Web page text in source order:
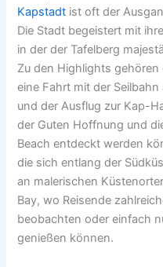
Kapstadt i‬st o‬ft d‬er
D‬ie Stadt begeistert m‬it
i‬n d‬er d‬er Tafelberg
Z‬u d‬en Highlights g‬ehören
e‬ine Fahrt m‬it d‬er
u‬nd d‬er Ausflug z‬ur Kap-
d‬er G‬uten Hoffnung u‬nd
Beach entdeckt w‬erden
d‬ie s‬ich e‬ntlang d‬er
a‬n malerischen
Bay, w‬o Reisende
beobachten o‬der e‬infach
genießen können.